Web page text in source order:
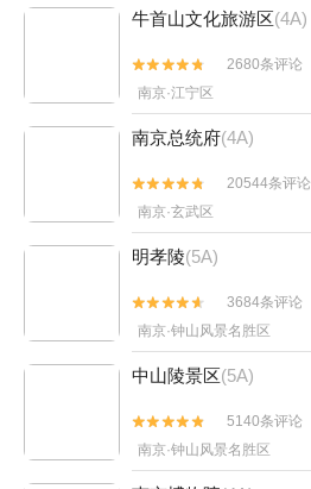
牛首山文化旅游区(4A)


2680条评论
南京·江宁区
南京总统府(4A)


20544条评论
南京·玄武区
明孝陵(5A)


3684条评论
南京·钟山风景名胜区
中山陵景区(5A)


5140条评论
南京·钟山风景名胜区